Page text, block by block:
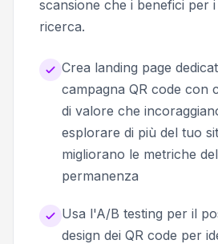
scansione che i benefici per
ricerca.
Crea landing page
campagna QR code con
di valore che
esplorare di più del tuo
migliorano le metriche
permanenza
Usa l'A/B testing per il
design dei QR code per